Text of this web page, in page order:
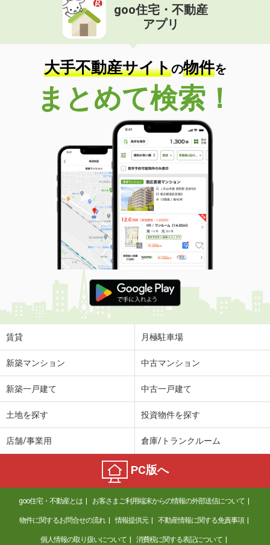
価 格
住 所
和歌山県海南市名高
専有面積 26.5m²
間取り
ワンルーム
和歌山県和歌山市楠見中
価 格
4.40万円
和歌山県和歌山市楠見中
22.35m²
間取り
1K
和歌山県和歌山市中之島
価 格
4.20万円
住 所
和歌山県和歌山市中之島
専有面積 23.1m²
間取り
1K
和歌山県和歌山市吉原
価 格
5.40万円
住 所
和歌山県和歌山市吉原
専有面積
和歌山県和歌山市松江東４丁目
5.40万円
和歌山県和歌山市秋葉町
3.70万円
住 所
和歌山県和歌山市秋葉町
専有面積 20.28m²
間取り
1K
和歌山県和歌山市大谷
goo住宅・不動産
アプリ
大手不動産サイトの物件を
まとめて検索！
賃貸 月極駐車場
新築マンション 中古マンション
新築一戸建て 中古一戸建て
土地を探す 投資物件を探す
店舗/事業用 倉庫/トランクルーム
PC版へ
goo住宅・不動産とは お客さまご利用端末からの情報の外部送信について
物件に関するお問合せの流れ 情報提供元 不動産情報に関する免責事項
個人情報の取り扱いについて 消費税に関する表記について